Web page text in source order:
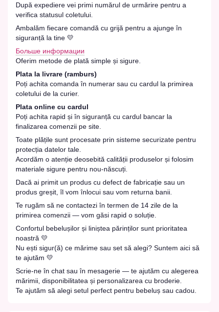
După expediere vei primi numărul de urmărire pentru a
verifica statusul coletului.
Ambalăm fiecare comandă cu grijă pentru a ajunge în
siguranță la tine 💛
Больше информации
Oferim metode de plată simple și sigure.
Plata la livrare (ramburs)
Poți achita comanda în numerar sau cu cardul la primirea
coletului de la curier.
Plata online cu cardul
Poți achita rapid și în siguranță cu cardul bancar la
finalizarea comenzii pe site.
Toate plățile sunt procesate prin sisteme securizate pentru
protecția datelor tale.
Acordăm o atenție deosebită calității produselor și folosim
materiale sigure pentru nou-născuți.
Dacă ai primit un produs cu defect de fabricație sau un
produs greșit, îl vom înlocui sau vom returna banii.
Te rugăm să ne contactezi în termen de 14 zile de la
primirea comenzii — vom găsi rapid o soluție.
Confortul bebelușilor și liniștea părinților sunt prioritatea
noastră 💛
Nu ești sigur(ă) ce mărime sau set să alegi? Suntem aici să
te ajutăm 💛
Scrie-ne în chat sau în mesagerie — te ajutăm cu alegerea
mărimii, disponibilitatea și personalizarea cu broderie.
Te ajutăm să alegi setul perfect pentru bebeluș sau cadou.